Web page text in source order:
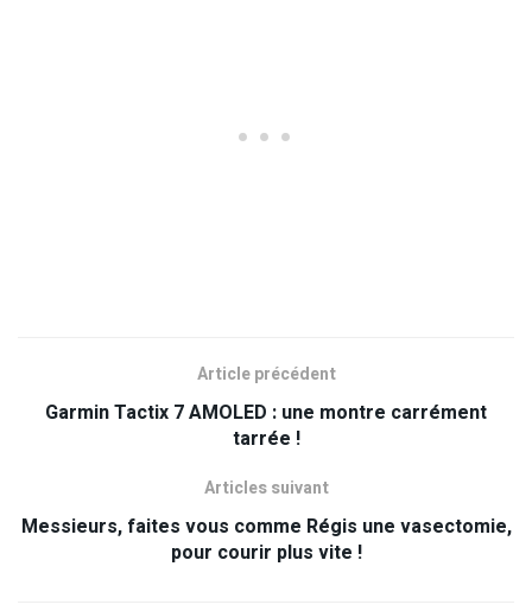
Article précédent
Garmin Tactix 7 AMOLED : une montre carrément
tarrée !
Articles suivant
Messieurs, faites vous comme Régis une vasectomie,
pour courir plus vite !